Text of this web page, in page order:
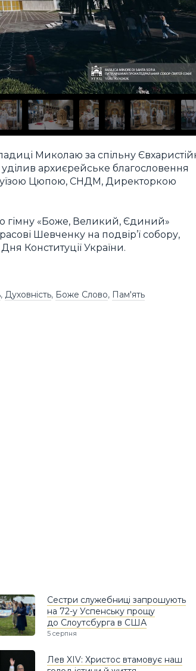
Миколаю за спільну
архиєрейське благословення
Луїзою Цюпою, СНДМ, Директоркою
гімну «Боже, Великий, Єдиний»
Шевченку на подвір’ї собору,
Конституції України.
, Духовність, Боже Слово, Пам'ять
Сестри служебниці запрошують
на 72-у Успенську прощу
до Слоутсбурга в США
5 серпня
Лев XIV: Христос втамовує наш